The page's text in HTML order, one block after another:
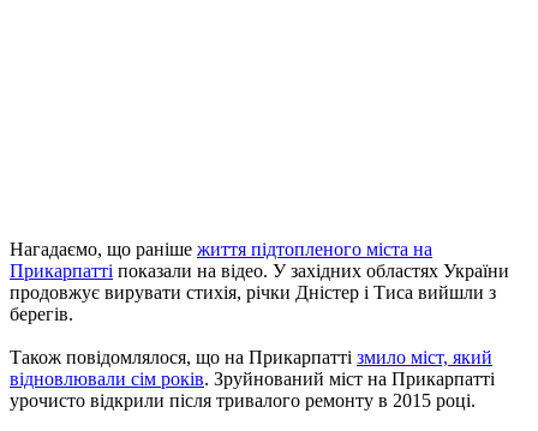
Нагадаємо, що раніше життя підтопленого міста на
Прикарпатті показали на відео. У західних областях України
продовжує вирувати стихія, річки Дністер і Тиса вийшли з
берегів.
Також повідомлялося, що на Прикарпатті змило міст, який
відновлювали сім років. Зруйнований міст на Прикарпатті
урочисто відкрили після тривалого ремонту в 2015 році.